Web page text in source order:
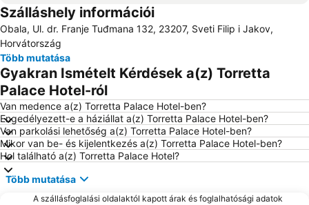
Drazica Biograd na Moru
Morske orgulje
Jezera City Center
Kolovare
Stari Zadar
Forum
Nacionalni park Krka
Zracna luka Zadar
Bosana
Grad Biograd na Moru
Ždrijac
Ferry Biograd-Tkon
Obala kralja Petra Krešimira IV
Sveti Šime
Szálláshely információi
Obala, Ul. dr. Franje Tuđmana 132, 23207, Sveti Filip i Jakov,
Horvátország
Több mutatása
Gyakran Ismételt Kérdések a(z) Torretta
Palace Hotel-ról
Van medence a(z) Torretta Palace Hotel-ben?
Engedélyezett-e a háziállat a(z) Torretta Palace Hotel-ben?
Van parkolási lehetőség a(z) Torretta Palace Hotel-ben?
Mikor van be- és kijelentkezés a(z) Torretta Palace Hotel-ben?
Hol található a(z) Torretta Palace Hotel?
Több mutatása
A szállásfoglalási oldalaktól kapott árak és foglalhatósági adatok